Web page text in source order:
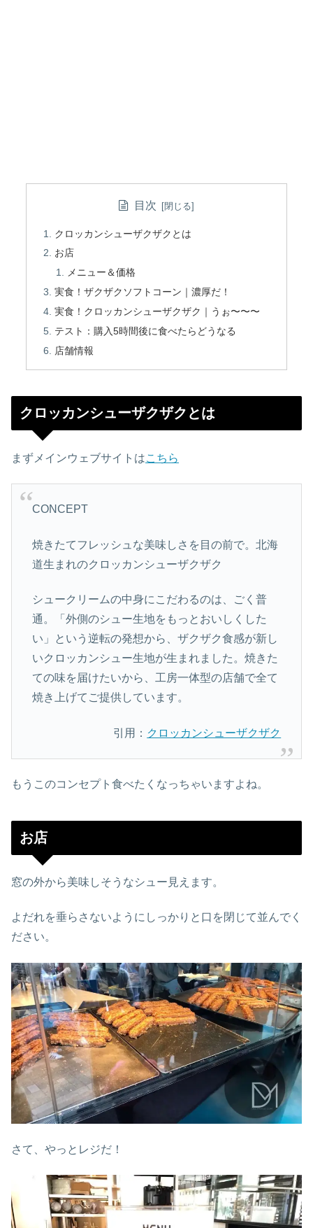
目次
クロッカンシューザクザクとは
お店
メニュー＆価格
実食！ザクザクソフトコーン｜濃厚だ！
実食！クロッカンシューザクザク｜うぉ〜〜〜
テスト：購入5時間後に食べたらどうなる
店舗情報
クロッカンシューザクザクとは
まずメインウェブサイトはこちら
CONCEPT
焼きたてフレッシュな美味しさを目の前で。北海
道生まれのクロッカンシューザクザク
シュークリームの中身にこだわるのは、ごく普
通。「外側のシュー生地をもっとおいしくした
い」という逆転の発想から、ザクザク食感が新し
いクロッカンシュー生地が生まれました。焼きた
ての味を届けたいから、工房一体型の店舗で全て
焼き上げてご提供しています。
引用： クロッカンシューザクザク
もうこのコンセプト食べたくなっちゃいますよね。
お店
窓の外から美味しそうなシュー見えます。
よだれを垂らさないようにしっかりと口を閉じて並んでく
ださい。
さて、やっとレジだ！